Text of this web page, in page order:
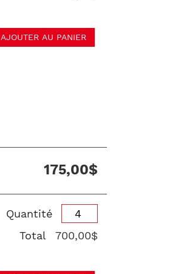
AJOUTER AU PANIER
175,00$
Quantité
Total
700,00$